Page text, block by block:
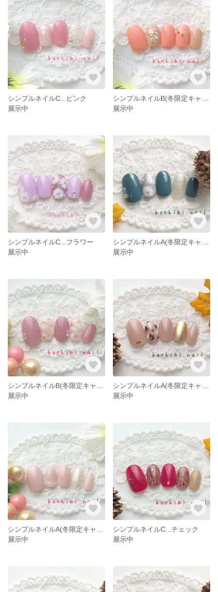
シンプルネイルC...ピンク
展示中
展示中
シンプルネイルC...フラワー
展示中
展示中
展示中
展示中
展示中
シンプルネイルC...チェック
展示中